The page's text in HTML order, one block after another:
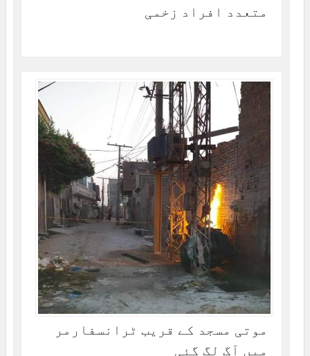
متعدد افراد زخمی
موتی مسجد کے قریب ٹرانسفارمر
میں آگ لگ گئی